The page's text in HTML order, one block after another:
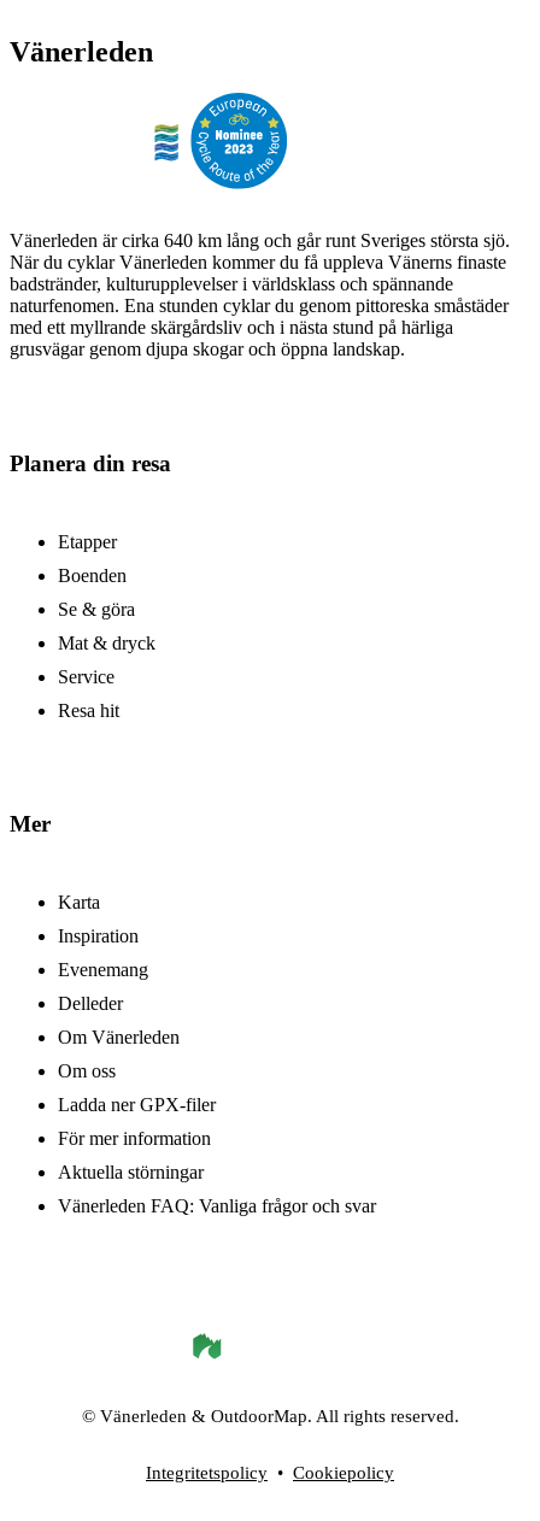
Vänerleden
Vänerleden är cirka 640 km lång och går runt Sveriges största sjö.
När du cyklar Vänerleden kommer du få uppleva Vänerns finaste
badstränder, kulturupplevelser i världsklass och spännande
naturfenomen. Ena stunden cyklar du genom pittoreska småstäder
med ett myllrande skärgårdsliv och i nästa stund på härliga
grusvägar genom djupa skogar och öppna landskap.
Planera din resa
Etapper
Boenden
Se & göra
Mat & dryck
Service
Resa hit
Mer
Karta
Inspiration
Evenemang
Delleder
Om Vänerleden
Om oss
Ladda ner GPX-filer
För mer information
Aktuella störningar
Vänerleden FAQ: Vanliga frågor och svar
© Vänerleden & OutdoorMap. All rights reserved.
Integritetspolicy • Cookiepolicy